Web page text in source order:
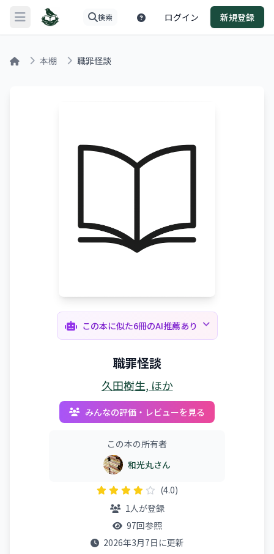
メニューを開く 検索 ログイン 新規登録
本棚 職罪怪談
この本に似た6冊のAI推薦あり
職罪怪談
久田樹生, ほか
みんなの評価・レビューを見る
この本の所有者
和光丸さん
(4.0)
1人が登録
97回参照
2026年3月7日に更新